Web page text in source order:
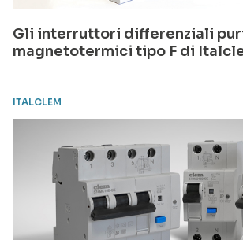
Gli interruttori differenziali
magnetotermici tipo F di
ITALCLEM